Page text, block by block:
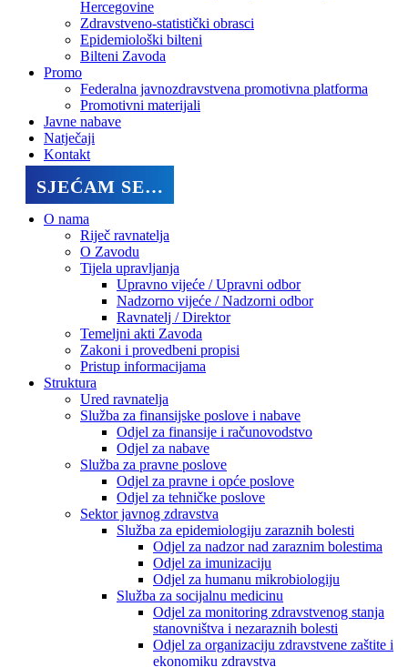
Hercegovine
Zdravstveno-statistički obrasci
Epidemiološki bilteni
Bilteni Zavoda
Promo
Federalna javnozdravstvena promotivna platforma
Promotivni materijali
Javne nabave
Natječaji
Kontakt
SJEĆAM SE…
O nama
Riječ ravnatelja
O Zavodu
Tijela upravljanja
Upravno vijeće / Upravni odbor
Nadzorno vijeće / Nadzorni odbor
Ravnatelj / Direktor
Temeljni akti Zavoda
Zakoni i provedbeni propisi
Pristup informacijama
Struktura
Ured ravnatelja
Služba za finansijske poslove i nabave
Odjel za finansije i računovodstvo
Odjel za nabave
Služba za pravne poslove
Odjel za pravne i opće poslove
Odjel za tehničke poslove
Sektor javnog zdravstva
Služba za epidemiologiju zaraznih bolesti
Odjel za nadzor nad zaraznim bolestima
Odjel za imunizaciju
Odjel za humanu mikrobiologiju
Služba za socijalnu medicinu
Odjel za monitoring zdravstvenog stanja
stanovništva i nezaraznih bolesti
Odjel za organizaciju zdravstvene zaštite i
ekonomiku zdravstva